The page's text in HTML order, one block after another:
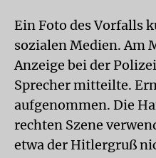
Ein Foto des Vorfalls
sozialen Medien. Am
Anzeige bei der
Sprecher mitteilte.
aufgenommen. Die
rechten Szene
etwa der Hitlergruß